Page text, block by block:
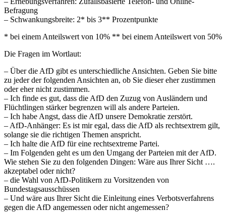
Befragung
– Schwankungsbreite: 2* bis 3** Prozentpunkte
* bei einem Anteilswert von 10% ** bei einem Anteilswert von 50%
Die Fragen im Wortlaut:
– Über die AfD gibt es unterschiedliche Ansichten. Geben Sie bitte
zu jeder der folgenden Ansichten an, ob Sie dieser eher zustimmen
oder eher nicht zustimmen.
– Ich finde es gut, dass die AfD den Zuzug von Ausländern und
Flüchtlingen stärker begrenzen will als andere Parteien.
– Ich habe Angst, dass die AfD unsere Demokratie zerstört.
– AfD-Anhänger: Es ist mir egal, dass die AfD als rechtsextrem gilt,
solange sie die richtigen Themen anspricht.
– Ich halte die AfD für eine rechtsextreme Partei.
– Im Folgenden geht es um den Umgang der Parteien mit der AfD.
Wie stehen Sie zu den folgenden Dingen: Wäre aus Ihrer Sicht ….
akzeptabel oder nicht?
– die Wahl von AfD-Politikern zu Vorsitzenden von
Bundestagsausschüssen
– Und wäre aus Ihrer Sicht die Einleitung eines Verbotsverfahrens
gegen die AfD angemessen oder nicht angemessen?